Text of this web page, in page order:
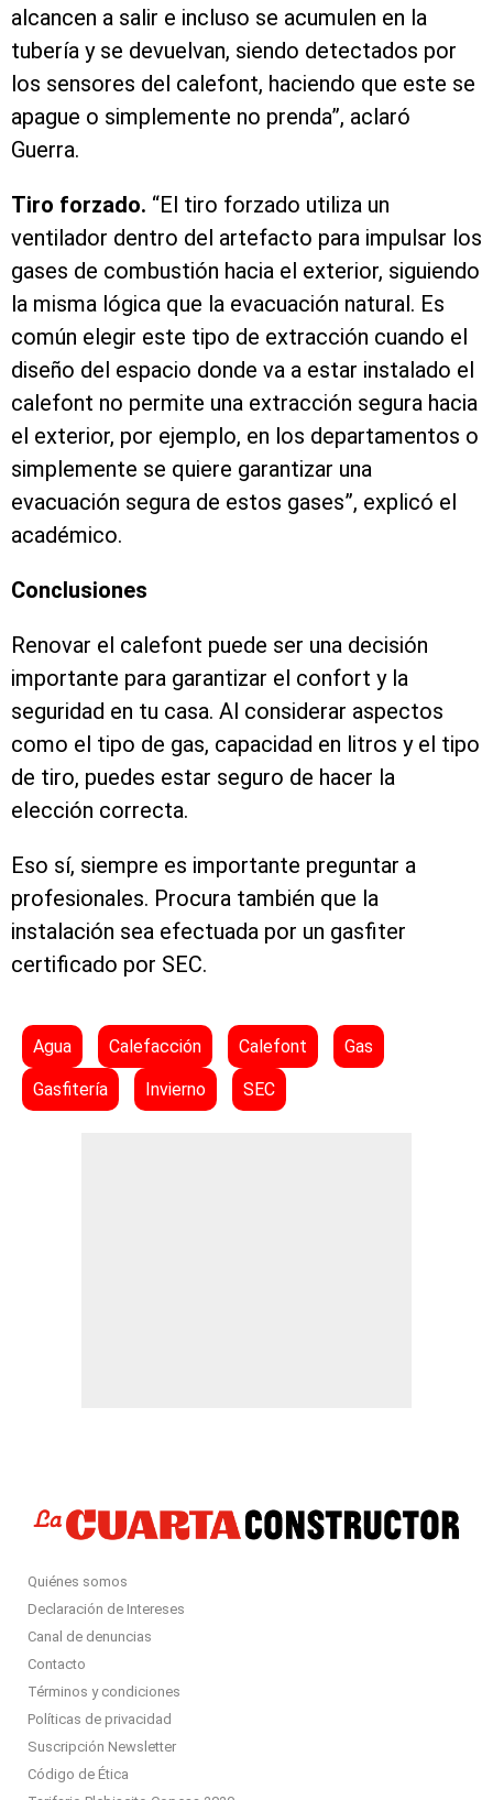
alcancen a salir e incluso se acumulen en la
tubería y se devuelvan, siendo detectados por
los sensores del calefont, haciendo que este se
apague o simplemente no prenda”, aclaró
Guerra.
Tiro forzado. “El tiro forzado utiliza un
ventilador dentro del artefacto para impulsar los
gases de combustión hacia el exterior, siguiendo
la misma lógica que la evacuación natural. Es
común elegir este tipo de extracción cuando el
diseño del espacio donde va a estar instalado el
calefont no permite una extracción segura hacia
el exterior, por ejemplo, en los departamentos o
simplemente se quiere garantizar una
evacuación segura de estos gases”, explicó el
académico.
Conclusiones
Renovar el calefont puede ser una decisión
importante para garantizar el confort y la
seguridad en tu casa. Al considerar aspectos
como el tipo de gas, capacidad en litros y el tipo
de tiro, puedes estar seguro de hacer la
elección correcta.
Eso sí, siempre es importante preguntar a
profesionales. Procura también que la
instalación sea efectuada por un gasfiter
certificado por SEC.
Agua Calefacción Calefont Gas
Gasfitería Invierno SEC
Quiénes somos
Declaración de Intereses
Canal de denuncias
Contacto
Términos y condiciones
Políticas de privacidad
Suscripción Newsletter
Código de Ética